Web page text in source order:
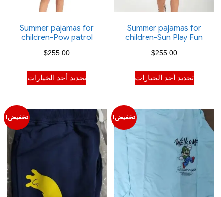
Summer pajamas for
children-Sun Play Fun
$255.00
تحديد أحد الخيارات
هناك
العديد
الأشكال
المختلفة
لهذا
المنتج.
اختيار
الخيارات
Summer pajamas for
children-Pow patrol
$255.00
تحديد أحد الخيارات
هناك
العديد
الأشكال
المختلفة
اختيار
الخيارات
تخفيض! تخفيض!